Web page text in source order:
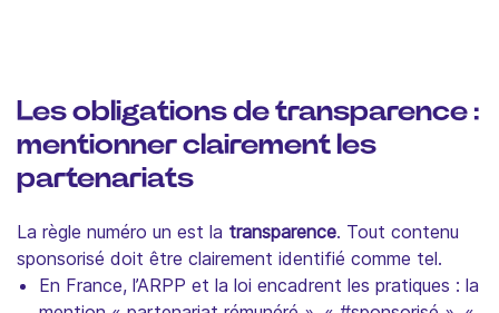
Les obligations de transparence :
mentionner clairement les
partenariats
La règle numéro un est la transparence. Tout contenu
sponsorisé doit être clairement identifié comme tel.
En France, l’ARPP et la loi encadrent les pratiques : la